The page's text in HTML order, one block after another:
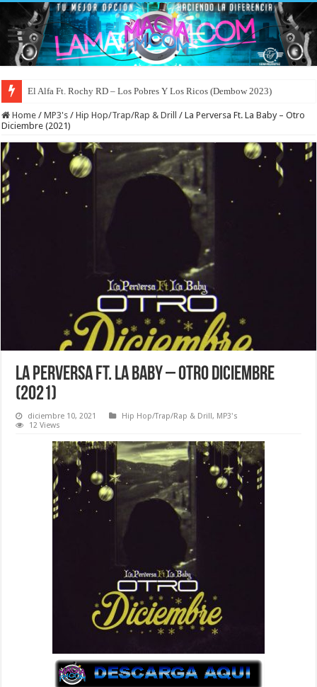
El Alfa Ft. Rochy RD – Los Pobres Y Los Ricos (Dembow 2023)
Home / MP3's / Hip Hop/Trap/Rap & Drill / La Perversa Ft. La Baby – Otro
Diciembre (2021)
La Perversa Ft. La Baby – Otro Diciembre
(2021)
diciembre 10, 2021 Hip Hop/Trap/Rap & Drill, MP3's
12 Views